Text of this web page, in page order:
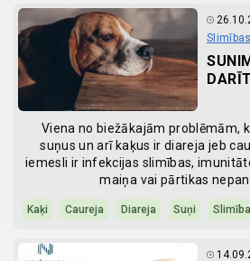
Viena no biežākajām problēmām,
suņus un arī kaķus ir diareja jeb
iemesli ir infekcijas slimības,
maiņa vai pārtikas
Kaķi Caureja Diareja Suņi